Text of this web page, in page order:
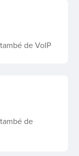
de VoIP
de